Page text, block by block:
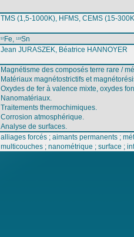
TMS (1,5-1000K), HFMS, CEMS (15-
57Fe, 119Sn
Jean JURASZEK, Béatrice HANNOYER
Magnétisme des composés terre rare /
Matériaux magnétostrictifs et
Oxydes de fer à valence mixte, oxydes
Nanomatériaux.
Traitements thermochimiques.
Corrosion atmosphérique.
Analyse de surfaces.
alliages forcés ; aimants permanents ;
multicouches ; nanométrique ; surface ;